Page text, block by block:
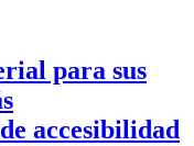
para sus
accesibilidad